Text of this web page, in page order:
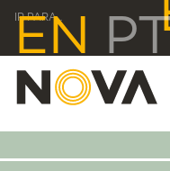
IR PARA...
EN